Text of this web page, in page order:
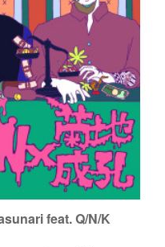
Open Entrance Free
ンツ / TUKI no AKARI / CULT
feat. Q/N/K